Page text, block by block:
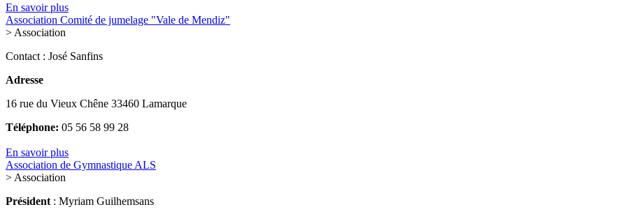
En savoir plus
Association Comité de jumelage "Vale de Mendiz"
> Association
Contact : José Sanfins
Adresse
16 rue du Vieux Chêne 33460 Lamarque
Téléphone: 05 56 58 99 28
En savoir plus
Association de Gymnastique ALS
> Association
Président : Myriam Guilhemsans